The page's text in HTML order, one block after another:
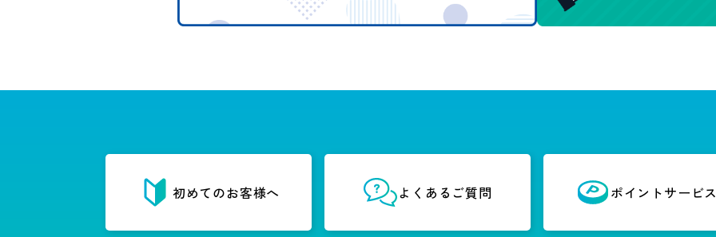
初めてのお客様へ よくあるご質問 ポイントサービス